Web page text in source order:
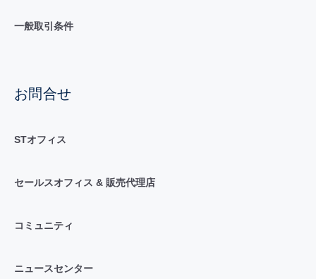
一般取引条件
お問合せ
STオフィス
セールスオフィス & 販売代理店
コミュニティ
ニュースセンター